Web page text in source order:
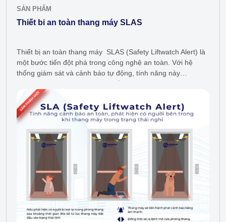
SẢN PHẨM
Thiết bi an toàn thang máy SLAS
Thiết bị an toàn thang máy SLAS (Safety Liftwatch Alert) là
một bước tiến đột phá trong công nghệ an toàn. Với hệ
thống giám sát và cảnh báo tự động, tính năng này
giúp phát hiện sớm các tình huống…